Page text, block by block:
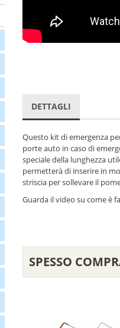
DETTAGLI
Questo kit di emergenza
porte auto in caso di
speciale della lunghezza
permetterà di inserire in
striscia per sollevare il
Guarda il video su come è
SPESSO